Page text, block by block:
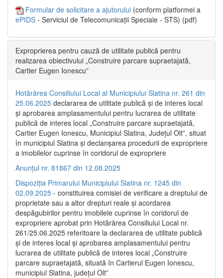
Formular de solicitare a ajutorului (conform platformei a
ePIDS - Serviciul de Telecomunicații Speciale - STS) (pdf)
Exproprierea pentru cauză de utilitate publică pentru
realizarea obiectivului „Construire parcare supraetajată,
Cartier Eugen Ionescu”
Hotărârea Consiliului Local al Municipiului Slatina nr. 261 din
25.06.2025 declararea de utilitate publică și de interes local
și aprobarea amplasamentului pentru lucrarea de utilitate
publică de interes local „Construire parcare supraetajată,
Cartier Eugen Ionescu, Municipiul Slatina, Județul Olt”, situat
în municipiul Slatina și declanșarea procedurii de expropriere
a imobilelor cuprinse în coridorul de expropriere
Anunțul nr. 81867 din 12.08.2025
Dispoziția Primarului Municipiului Slatina nr. 1245 din
02.09.2025 - constituirea comisiei de verificare a dreptului de
proprietate sau a altor drepturi reale și acordarea
despăgubirilor pentru imobilele cuprinse în coridorul de
expropriere aprobat prin Hotărârea Consiliului Local nr.
261/25.06.2025 referitoare la declararea de utilitate publică
și de interes local și aprobarea amplasamentului pentru
lucrarea de utilitate publică de interes local „Construire
parcare supraetajată, situată în Cartierul Eugen Ionescu,
municipiul Slatina, județul Olt”